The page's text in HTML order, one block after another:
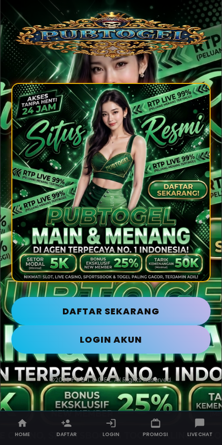
DAFTAR SEKARANG
LOGIN AKUN
©2026 P U B T O G E L. All Rights Reserved.
HOME DAFTAR LOGIN PROMOSI LIVE CHAT